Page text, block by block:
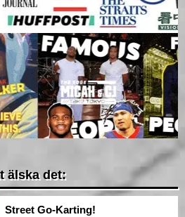
älska det:
Street Go-Karting!